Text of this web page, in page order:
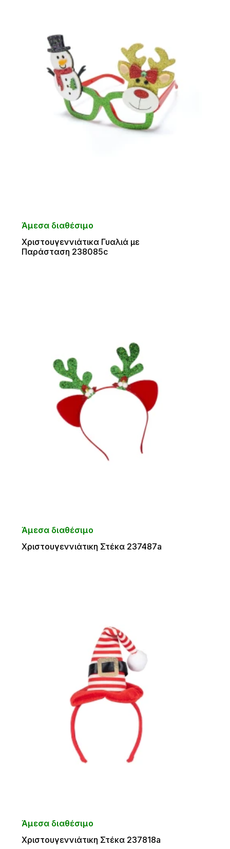
Άμεσα διαθέσιμο
Χριστουγεννιάτικα Γυαλιά με
Παράσταση 238085c
Άμεσα διαθέσιμο
Χριστουγεννιάτικη Στέκα 237487a
Άμεσα διαθέσιμο
Χριστουγεννιάτικη Στέκα 237818a